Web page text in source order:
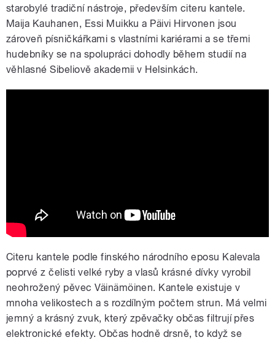
starobylé tradiční nástroje, především citeru kantele.
Maija Kauhanen, Essi Muikku a Päivi Hirvonen jsou
zároveň písničkářkami s vlastními kariérami a se třemi
hudebníky se na spolupráci dohodly během studií na
věhlasné Sibeliově akademii v Helsinkách.
Citeru kantele podle finského národního eposu Kalevala
poprvé z čelisti velké ryby a vlasů krásné dívky vyrobil
neohrožený pěvec Väinämöinen. Kantele existuje v
mnoha velikostech a s rozdílným počtem strun. Má velmi
jemný a krásný zvuk, který zpěvačky občas filtrují přes
elektronické efekty. Občas hodně drsně, to když se